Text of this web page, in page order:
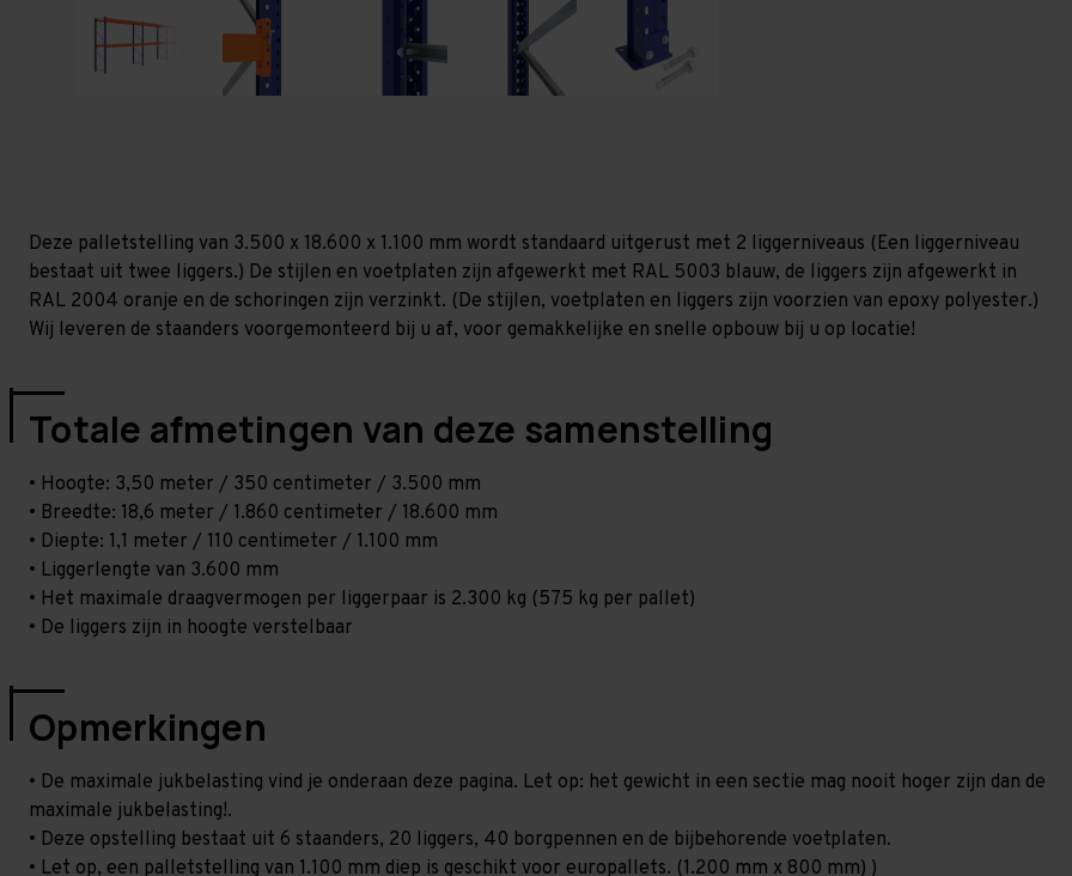
Deze palletstelling van 3.500 x 18.600 x 1.100 mm wordt standaard uitgerust met 2 liggerniveaus (Een liggerniveau
bestaat uit twee liggers.) De stijlen en voetplaten zijn afgewerkt met RAL 5003 blauw, de liggers zijn afgewerkt in
RAL 2004 oranje en de schoringen zijn verzinkt. (De stijlen, voetplaten en liggers zijn voorzien van epoxy polyester.)
Wij leveren de staanders voorgemonteerd bij u af, voor gemakkelijke en snelle opbouw bij u op locatie!
Totale afmetingen van deze samenstelling
• Hoogte: 3,50 meter / 350 centimeter / 3.500 mm
• Breedte: 18,6 meter / 1.860 centimeter / 18.600 mm
• Diepte: 1,1 meter / 110 centimeter / 1.100 mm
• Liggerlengte van 3.600 mm
• Het maximale draagvermogen per liggerpaar is 2.300 kg (575 kg per pallet)
• De liggers zijn in hoogte verstelbaar
Opmerkingen
• De maximale jukbelasting vind je onderaan deze pagina. Let op: het gewicht in een sectie mag nooit hoger zijn dan de
maximale jukbelasting!.
• Deze opstelling bestaat uit 6 staanders, 20 liggers, 40 borgpennen en de bijbehorende voetplaten.
• Let op, een palletstelling van 1.100 mm diep is geschikt voor europallets. (1.200 mm x 800 mm) )